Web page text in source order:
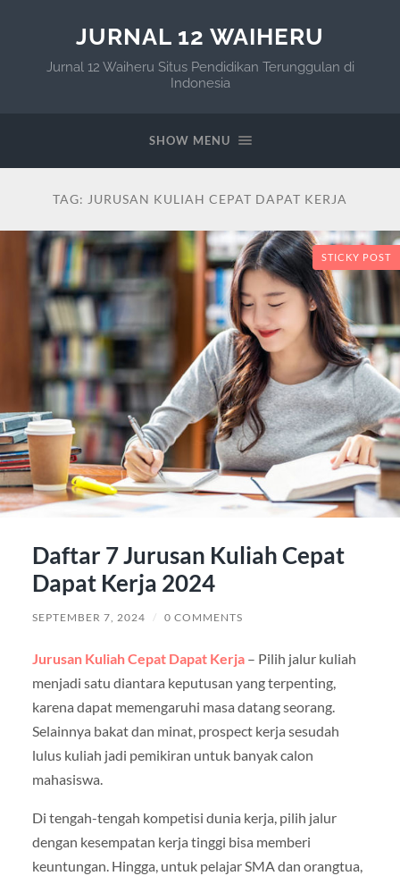
JURNAL 12 WAIHERU
Jurnal 12 Waiheru Situs Pendidikan Terunggulan di
Indonesia
SHOW MENU
TAG: JURUSAN KULIAH CEPAT DAPAT KERJA
STICKY POST
Daftar 7 Jurusan Kuliah Cepat
Dapat Kerja 2024
SEPTEMBER 7, 2024 / 0 COMMENTS
Jurusan Kuliah Cepat Dapat Kerja – Pilih jalur kuliah
menjadi satu diantara keputusan yang terpenting,
karena dapat memengaruhi masa datang seorang.
Selainnya bakat dan minat, prospect kerja sesudah
lulus kuliah jadi pemikiran untuk banyak calon
mahasiswa.
Di tengah-tengah kompetisi dunia kerja, pilih jalur
dengan kesempatan kerja tinggi bisa memberi
keuntungan. Hingga, untuk pelajar SMA dan orangtua,